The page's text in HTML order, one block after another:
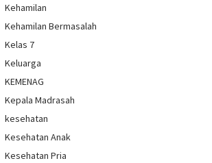
Kehamilan
Kehamilan Bermasalah
Kelas 7
Keluarga
KEMENAG
Kepala Madrasah
kesehatan
Kesehatan Anak
Kesehatan Pria